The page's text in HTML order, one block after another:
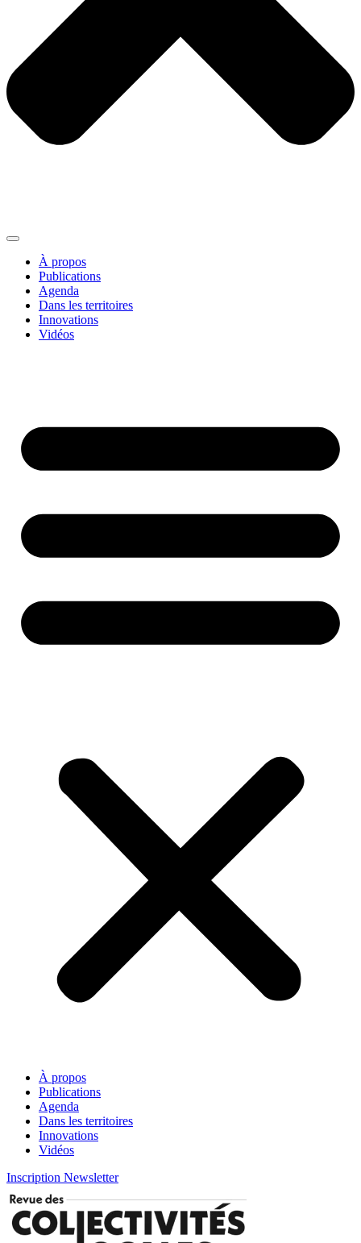
À propos
Publications
Agenda
Dans les territoires
Innovations
Vidéos
À propos
Publications
Agenda
Dans les territoires
Innovations
Vidéos
Inscription Newsletter